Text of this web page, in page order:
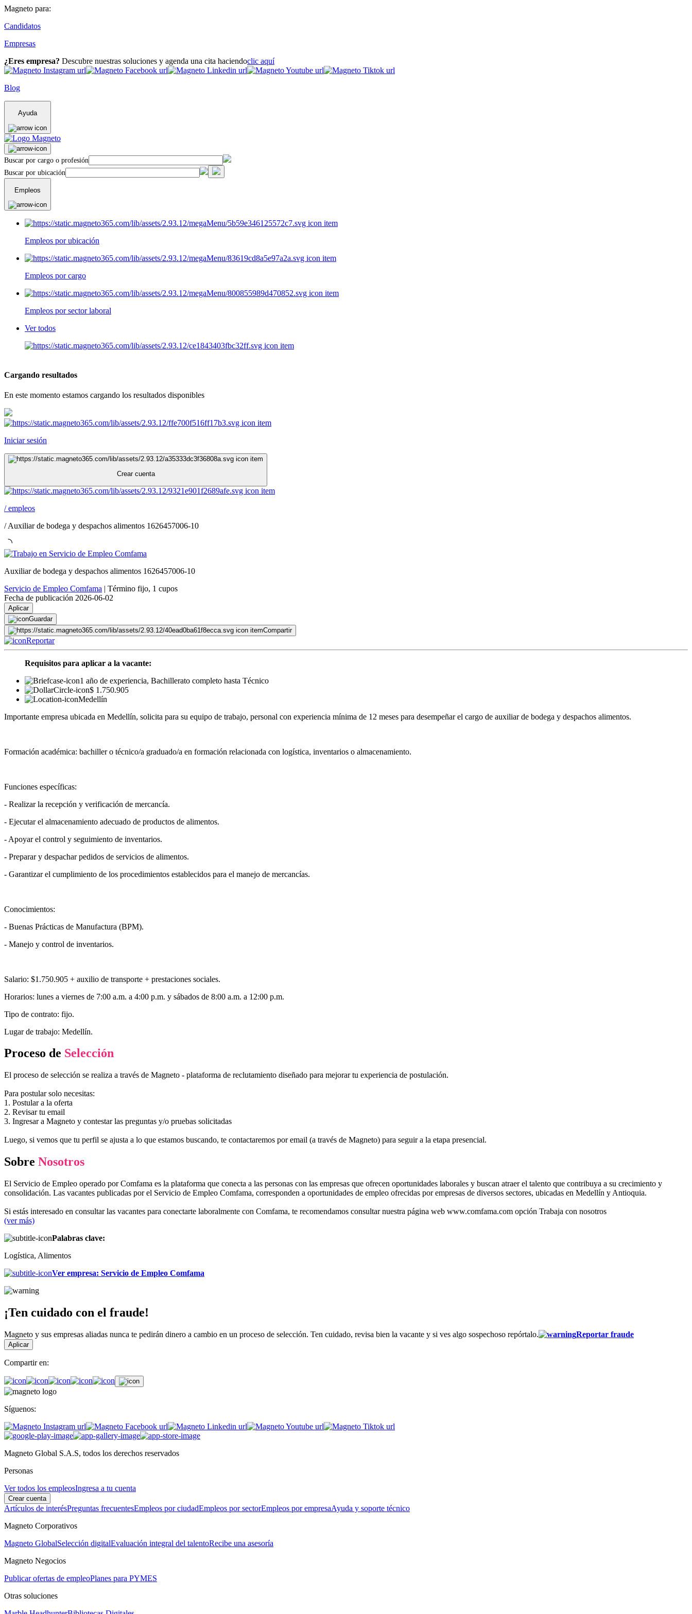
Magneto para:
Candidatos
Empresas
¿Eres empresa? Descubre nuestras soluciones y agenda una cita haciendoclic aquí
Blog
Ayuda
Buscar por cargo o profesión
Buscar por ubicación
Empleos
Empleos por ubicación
Empleos por cargo
Empleos por sector laboral
Ver todos
Cargando resultados
En este momento estamos cargando los resultados disponibles
Iniciar sesión
Crear cuenta
/empleos
/Auxiliar de bodega y despachos alimentos 1626457006-10
Auxiliar de bodega y despachos alimentos 1626457006-10
Servicio de Empleo Comfama | Término fijo, 1 cupos
Fecha de publicación 2026-06-02
Aplicar
Guardar
Compartir
Reportar
Requisitos para aplicar a la vacante:
1 año de experiencia, Bachillerato completo hasta Técnico
$ 1.750.905
Medellín
Importante empresa ubicada en Medellín, solicita para su equipo de trabajo, personal con experiencia mínima de 12 meses para desempeñar el cargo de auxiliar de bodega y despachos alimentos.
Formación académica: bachiller o técnico/a graduado/a en formación relacionada con logística, inventarios o almacenamiento.
Funciones específicas:
- Realizar la recepción y verificación de mercancía.
- Ejecutar el almacenamiento adecuado de productos de alimentos.
- Apoyar el control y seguimiento de inventarios.
- Preparar y despachar pedidos de servicios de alimentos.
- Garantizar el cumplimiento de los procedimientos establecidos para el manejo de mercancías.
Conocimientos:
- Buenas Prácticas de Manufactura (BPM).
- Manejo y control de inventarios.
Salario: $1.750.905 + auxilio de transporte + prestaciones sociales.
Horarios: lunes a viernes de 7:00 a.m. a 4:00 p.m. y sábados de 8:00 a.m. a 12:00 p.m.
Tipo de contrato: fijo.
Lugar de trabajo: Medellín.
Proceso de Selección
El proceso de selección se realiza a través de Magneto - plataforma de reclutamiento diseñado para mejorar tu experiencia de postulación.
Para postular solo necesitas:
1. Postular a la oferta
2. Revisar tu email
3. Ingresar a Magneto y contestar las preguntas y/o pruebas solicitadas
Luego, si vemos que tu perfil se ajusta a lo que estamos buscando, te contactaremos por email (a través de Magneto) para seguir a la etapa presencial.
Sobre Nosotros
El Servicio de Empleo operado por Comfama es la plataforma que conecta a las personas con las empresas que ofrecen oportunidades laborales y buscan atraer el talento que contribuya a su crecimiento y
consolidación. Las vacantes publicadas por el Servicio de Empleo Comfama, corresponden a oportunidades de empleo ofrecidas por empresas de diversos sectores, ubicadas en Medellín y Antioquia.
Si estás interesado en consultar las vacantes para conectarte laboralmente con Comfama, te recomendamos consultar nuestra página web www.comfama.com opción Trabaja con nosotros
(ver más)
Palabras clave:
Logística, Alimentos
Ver empresa: Servicio de Empleo Comfama
¡Ten cuidado con el fraude!
Magneto y sus empresas aliadas nunca te pedirán dinero a cambio en un proceso de selección. Ten cuidado, revisa bien la vacante y si ves algo sospechoso repórtalo. Reportar fraude
Aplicar
Compartir en:
Síguenos:
Magneto Global S.A.S, todos los derechos reservados
Personas
Ver todos los empleosIngresa a tu cuenta
Crear cuenta
Artículos de interésPreguntas frecuentesEmpleos por ciudadEmpleos por sectorEmpleos por empresaAyuda y soporte técnico
Magneto Corporativos
Magneto GlobalSelección digitalEvaluación integral del talentoRecibe una asesoría
Magneto Negocios
Publicar ofertas de empleoPlanes para PYMES
Otras soluciones